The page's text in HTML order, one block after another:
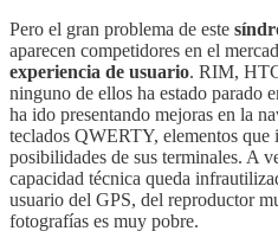
Pero el gran problema de este
aparecen competidores en el
experiencia de usuario. RIM,
ninguno de ellos ha estado parado
ha ido presentando mejoras en la
teclados QWERTY, elementos
posibilidades de sus terminales. A
capacidad técnica queda
usuario del GPS, del reproductor
fotografías es muy pobre.